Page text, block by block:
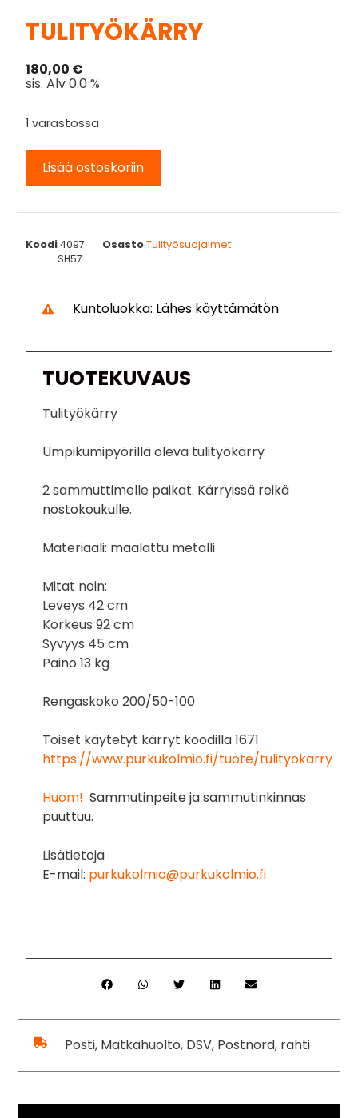
TULITYÖKÄRRY
180,00 €
sis. Alv 0.0 %
1 varastossa
Lisää ostoskoriin
Koodi4097 OsastoTulityösuojaimet
SH57
Kuntoluokka: Lähes käyttämätön
TUOTEKUVAUS
Tulityökärry
Umpikumipyörillä oleva tulityökärry
2 sammuttimelle paikat. Kärryissä reikä
nostokoukulle.
Materiaali: maalattu metalli
Mitat noin:
Leveys 42 cm
Korkeus 92 cm
Syvyys 45 cm
Paino 13 kg
Rengaskoko 200/50-100
Toiset käytetyt kärryt koodilla 1671
https://www.purkukolmio.fi/tuote/tulityokarry
Huom! Sammutinpeite ja sammutinkinnas
puuttuu.
Lisätietoja
E-mail: purkukolmio@purkukolmio.fi
Posti, Matkahuolto, DSV, Postnord, rahti